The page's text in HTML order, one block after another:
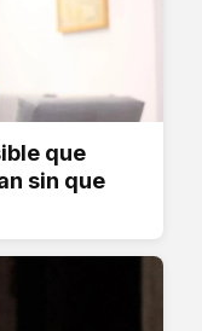
que
sin que